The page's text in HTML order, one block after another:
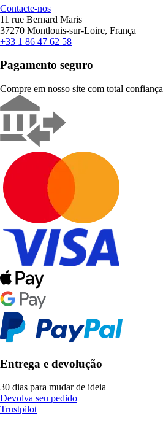
Contacte-nos
11 rue Bernard Maris
37270 Montlouis-sur-Loire, França
+33 1 86 47 62 58
Pagamento seguro
Compre em nosso site com total confiança
Entrega e devolução
30 dias para mudar de ideia
Devolva seu pedido
Trustpilot